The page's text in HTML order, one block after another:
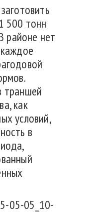
500 тонн
районе нет
траншей
как
условий,
в